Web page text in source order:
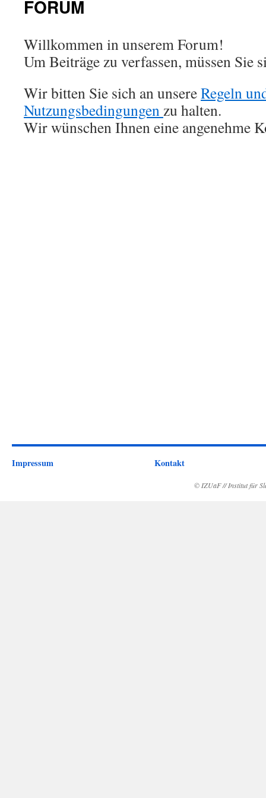
FORUM
Willkommen in unserem Forum!
Um Beiträge zu verfassen, müssen Sie
Wir bitten Sie sich an unsereRegeln
Nutzungsbedingungenzu halten.
Wir wünschen Ihnen eine angenehme
Impressum Kontakt
© IZUaF // Institut für